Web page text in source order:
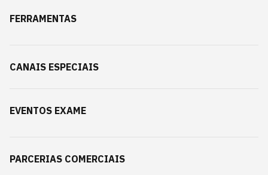
FERRAMENTAS
CANAIS ESPECIAIS
EVENTOS EXAME
PARCERIAS COMERCIAIS